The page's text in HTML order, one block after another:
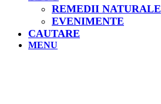
REMEDII NATURALE
EVENIMENTE
CAUTARE
MENU